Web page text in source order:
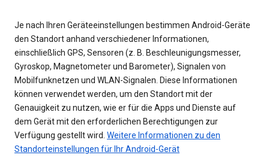
Je nach Ihren Geräteeinstellungen bestimmen Android-Geräte
den Standort anhand verschiedener Informationen,
einschließlich GPS, Sensoren (z. B. Beschleunigungsmesser,
Gyroskop, Magnetometer und Barometer), Signalen von
Mobilfunknetzen und WLAN-Signalen. Diese Informationen
können verwendet werden, um den Standort mit der
Genauigkeit zu nutzen, wie er für die Apps und Dienste auf
dem Gerät mit den erforderlichen Berechtigungen zur
Verfügung gestellt wird. Weitere Informationen zu den
Standorteinstellungen für Ihr Android-Gerät